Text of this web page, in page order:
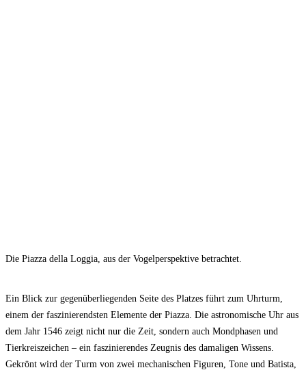
Die Piazza della Loggia, aus der Vogelperspektive betrachtet.
Ein Blick zur gegenüberliegenden Seite des Platzes führt zum Uhrturm,
einem der faszinierendsten Elemente der Piazza. Die astronomische Uhr aus
dem Jahr 1546 zeigt nicht nur die Zeit, sondern auch Mondphasen und
Tierkreiszeichen – ein faszinierendes Zeugnis des damaligen Wissens.
Gekrönt wird der Turm von zwei mechanischen Figuren, Tone und Batista,